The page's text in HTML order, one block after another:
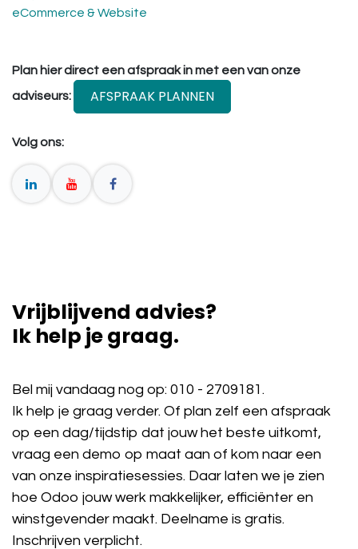
eCommerce & Website
Plan hier direct een afspraak in met een van onze
adviseurs:
AFSPRAAK PLANNEN
Volg ons:
Vrijblijvend advies?
Ik help je graag.
Bel mij vandaag nog op: 010 - 2709181 .
Ik help je graag verder. Of plan zelf een afspraak
op een dag/tijdstip dat jouw het beste uitkomt,
vraag een demo op maat aan of kom naar een
van onze inspiratiesessies. Daar laten we je zien
hoe Odoo jouw werk makkelijker, efficiënter en
winstgevender maakt. Deelname is gratis.
Inschrijven verplicht.